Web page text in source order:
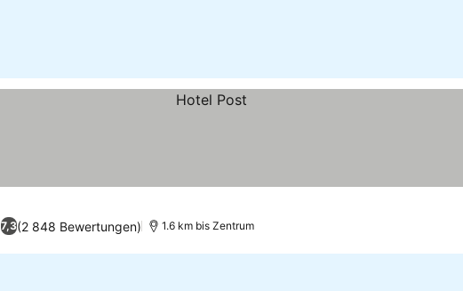
7,3(2 848 Bewertungen) 1.6 km bis Zentrum